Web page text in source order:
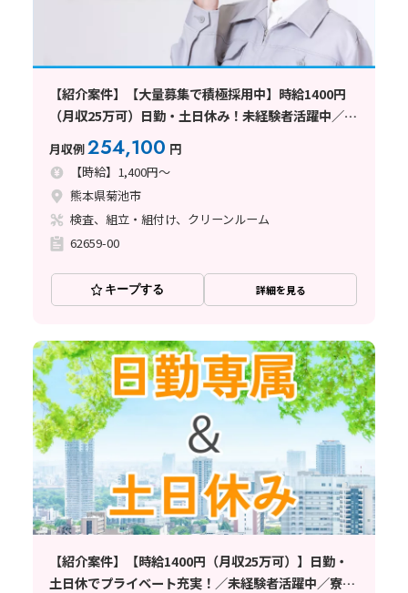
【紹介案件】【大量募集で積極採用中】時給1400円
（月収25万可）日勤・土日休み！未経験者活躍中／寮
手配可能求人
月収例254,100 円
【時給】1,400円～
熊本県菊池市
検査、組立・組付け、クリーンルーム
62659-00
キープする 詳細を見る
【紹介案件】【時給1400円（月収25万可）】日勤・
土日休でプライベート充実！／未経験者活躍中／寮手